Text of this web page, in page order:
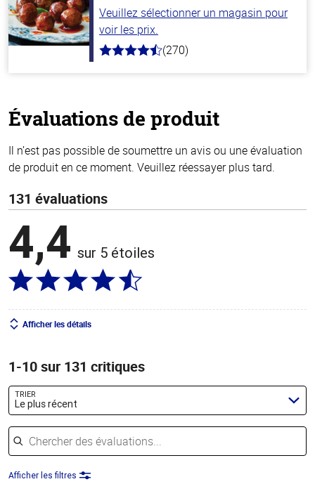
Veuillez sélectionner un magasin pour
voir les prix.
4.5
(270)
Évaluations de produit
Il n’est pas possible de soumettre un avis ou une évaluation
de produit en ce moment. Veuillez réessayer plus tard.
131 évaluations
4,4 sur 5 étoiles
Afficher les détails
1-10 sur 131 critiques
TRIER
Le plus récent
Chercher des évaluations
Afficher les filtres